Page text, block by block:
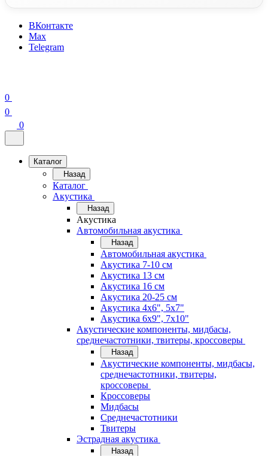
ВКонтакте
Max
Telegram
0
0
0
Каталог
Назад
Каталог
Акустика
Назад
Акустика
Автомобильная акустика
Назад
Автомобильная акустика
Акустика 7-10 см
Акустика 13 см
Акустика 16 см
Акустика 20-25 см
Акустика 4х6", 5х7"
Акустика 6х9", 7х10"
Акустические компоненты, мидбасы,
среднечастотники, твитеры, кроссоверы
Назад
Акустические компоненты, мидбасы,
среднечастотники, твитеры,
кроссоверы
Кроссоверы
Мидбасы
Среднечастотники
Твитеры
Эстрадная акустика
Назад